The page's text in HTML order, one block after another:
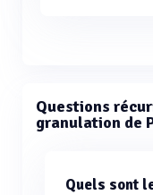
Questions
granulation de
Quels sont